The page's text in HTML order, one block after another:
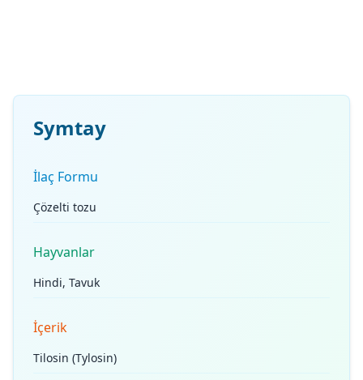
Symtay
İlaç Formu
Çözelti tozu
Hayvanlar
Hindi, Tavuk
İçerik
Tilosin (Tylosin)